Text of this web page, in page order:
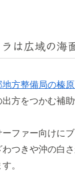
は広域の海
方整備局の榛
方をつかむ補
ーファー向けに
わつきや沖の白
。